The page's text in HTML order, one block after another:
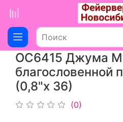
ОС6415 Джума
благословенной
(0,8"х 36)
(0)